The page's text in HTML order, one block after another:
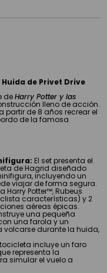
de Privet Drive
deHarry Potter y las
lleno de acción.
partir de 8 años recrear el
de la famosa
El set presenta el
de Hagrid diseñado
incluyendo un
viajar de forma segura.
Harry Potter™, Rubeus
características) y 2
aéreas épicas.
una pequeña
una farola y un
volcarse durante la huida,
incluye un faro
representa la
simular el vuelo a